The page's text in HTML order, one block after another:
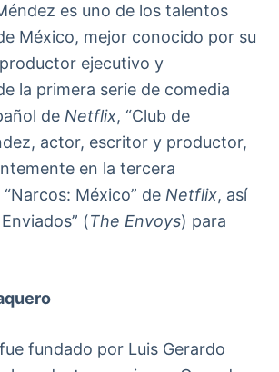
es uno de los talentos
México, mejor conocido por su
ejecutivo y
la primera serie de comedia
deNetflix, “Club de
actor, escritor y productor,
en la tercera
México” de Netflix, así
(The Envoys) para
fundado por Luis Gerardo